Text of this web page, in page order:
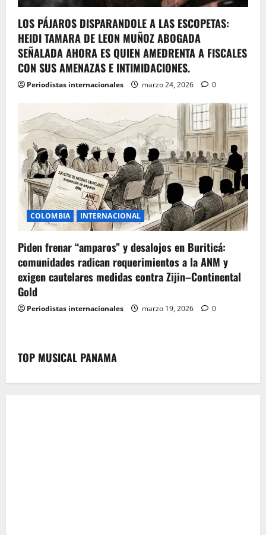
LOS PÁJAROS DISPARANDOLE A LAS ESCOPETAS:
HEIDI TAMARA DE LEON MUÑOZ ABOGADA
SEÑALADA AHORA ES QUIEN AMEDRENTA A FISCALES
CON SUS AMENAZAS E INTIMIDACIONES.
Periodistas internacionales marzo 24, 2026 0
COLOMBIA INTERNACIONAL
Piden frenar “amparos” y desalojos en Buriticá:
comunidades radican requerimientos a la ANM y
exigen cautelares medidas contra Zijin–Continental
Gold
Periodistas internacionales marzo 19, 2026 0
TOP MUSICAL PANAMA